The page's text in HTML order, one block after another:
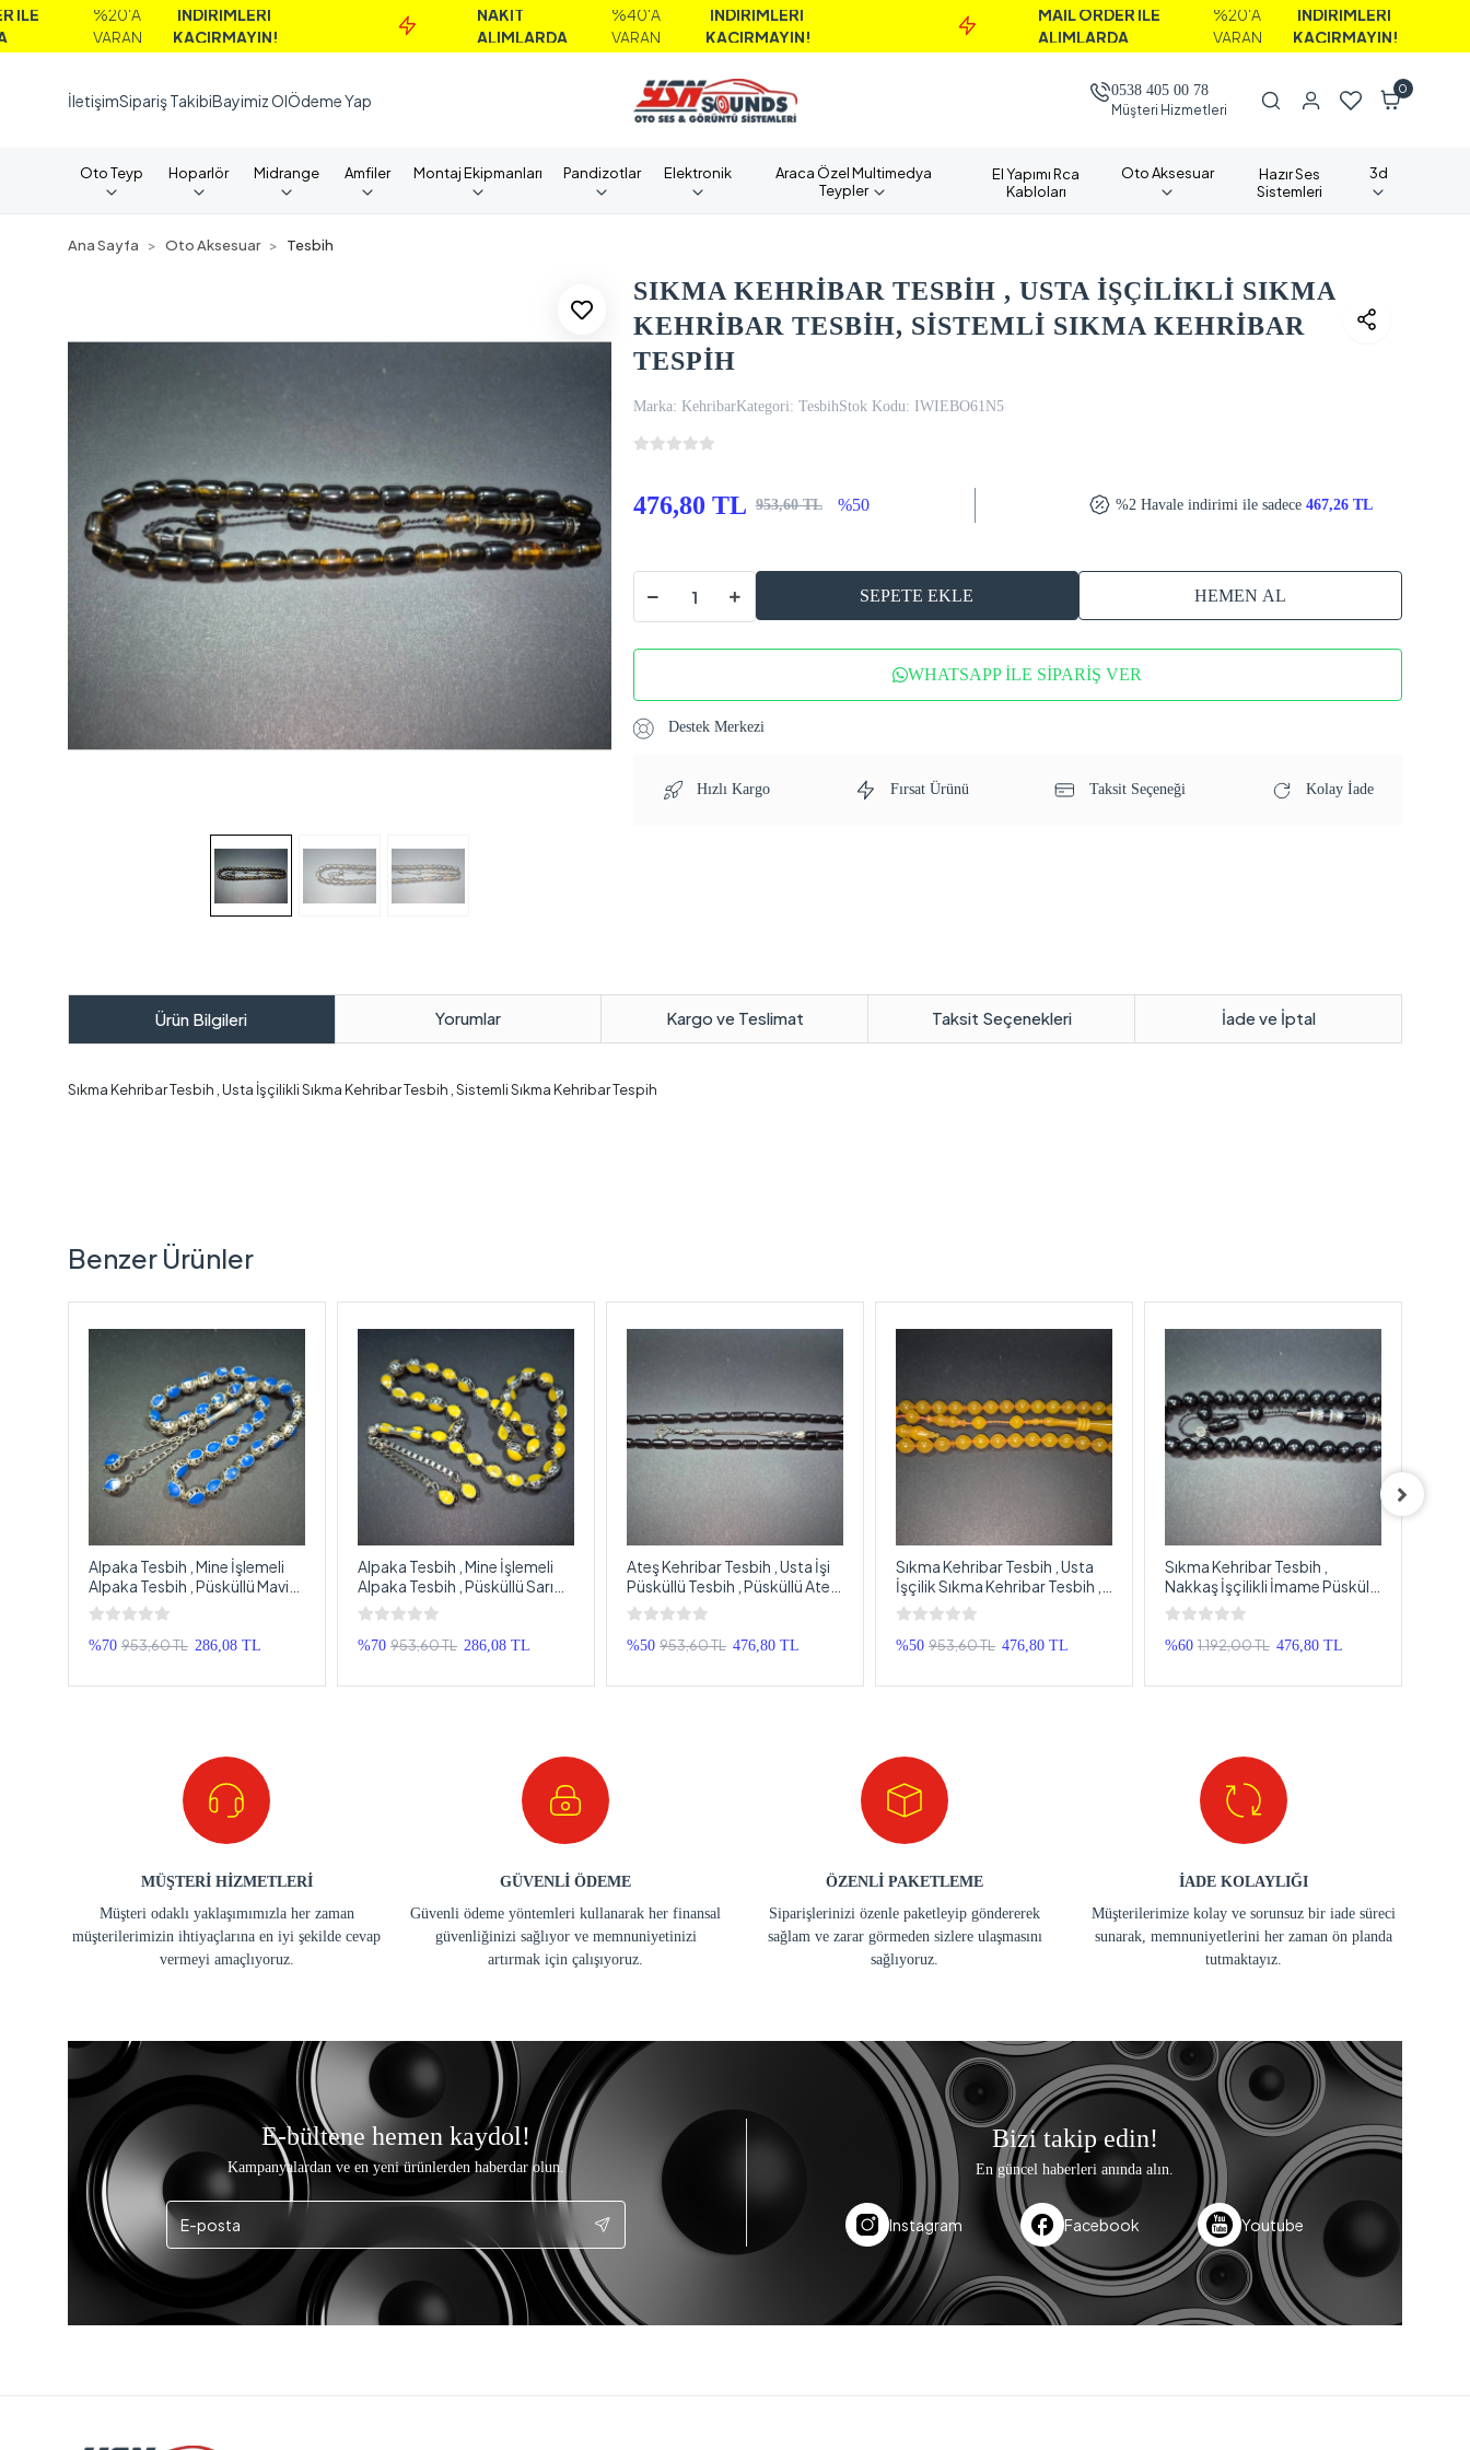
%20'A
VARAN
İNDİRİMLERİ
KAÇIRMAYIN!
NAKİT
ALIMLARDA
VARAN
İNDİRİMLERİ
KAÇIRMAYIN!
MAİL ORDER İLE
ALIMLARDA
%20'A
VARAN
İNDİRİMLERİ
KAÇIRMAYIN!
İletişimSipariş TakibiBayimiz OlÖdeme Yap
0538 405 00 78
Müşteri Hizmetleri
0
Oto Teyp Hoparlör Midrange Amfiler Montaj Ekipmanları Pandizotlar Elektronik
Araca Özel Multimedya
Teypler
El Yapımı Rca
Kabloları
Oto Aksesuar
Hazır Ses
Sistemleri
3d
Ana Sayfa Oto Aksesuar Tesbih
SIKMA KEHRİBAR TESBİH , USTA İŞÇİLİKLİ SIKMA
KEHRİBAR TESBİH, SİSTEMLİ SIKMA KEHRİBAR
TESPİH
Marka: KehribarKategori: TesbihStok Kodu: IWIEBO61N5
476,80 TL 953,60 TL %50 %2 Havale indirimi ile sadece467,26 TL
SEPETE EKLE HEMEN AL
WHATSAPP İLE SİPARİŞ VER
Destek Merkezi
Hızlı Kargo Fırsat Ürünü Taksit Seçeneği Kolay İade
Ürün Bilgileri Yorumlar Kargo ve Teslimat Taksit Seçenekleri İade ve İptal
Sıkma Kehribar Tesbih , Usta İşçilikli Sıkma Kehribar Tesbih , Sistemli Sıkma Kehribar Tespih
Benzer Ürünler
Alpaka Tesbih , Mine İşlemeli
Alpaka Tesbih , Püsküllü Mavi
İşlemeli Ağır Tespih
%70 953,60 TL 286,08 TL
Alpaka Tesbih , Mine İşlemeli
Alpaka Tesbih , Püsküllü Sarı
İşlemeli Ağır Tespih
%70 953,60 TL 286,08 TL
Ateş Kehribar Tesbih , Usta İşi
Püsküllü Tesbih , Püsküllü Ateş
Kehribar Tespih
%50 953,60 TL 476,80 TL
Sıkma Kehribar Tesbih , Usta
İşçilik Sıkma Kehribar Tesbih ,
Sistemli Sıkma Kehribar Tespih
%50 953,60 TL 476,80 TL
Sıkma Kehribar Tesbih ,
Nakkaş İşçilikli İmame Püsküllü
Tesbih , Püsküllü Sıkma
Kehribar Tespih
%60 1.192,00 TL 476,80 TL
MÜŞTERİ HİZMETLERİ
Müşteri odaklı yaklaşımımızla her zaman
müşterilerimizin ihtiyaçlarına en iyi şekilde cevap
vermeyi amaçlıyoruz.
GÜVENLİ ÖDEME
Güvenli ödeme yöntemleri kullanarak her finansal
güvenliğinizi sağlıyor ve memnuniyetinizi
artırmak için çalışıyoruz.
ÖZENLİ PAKETLEME
Siparişlerinizi özenle paketleyip göndererek
sağlam ve zarar görmeden sizlere ulaşmasını
sağlıyoruz.
İADE KOLAYLIĞI
Müşterilerimize kolay ve sorunsuz bir iade süreci
sunarak, memnuniyetlerini her zaman ön planda
tutmaktayız.
E-bültene hemen kaydol!
Kampanyalardan ve en yeni ürünlerden haberdar olun.
Bizi takip edin!
En güncel haberleri anında alın.
Instagram Facebook Youtube